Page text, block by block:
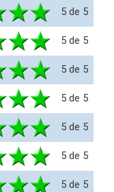
5 de 5
5 de 5
5 de 5
5 de 5
5 de 5
5 de 5
5 de 5